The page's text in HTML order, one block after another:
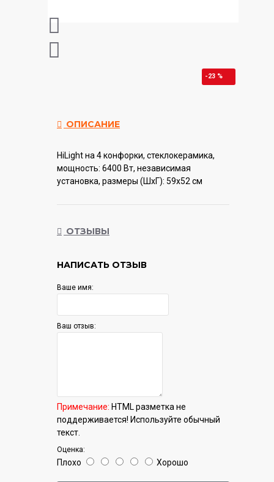
-23 %
ОПИСАНИЕ
HiLight на 4 конфорки, cтеклокерамика,
мощность: 6400 Вт, независимая
установка, размеры (ШхГ): 59x52 см
ОТЗЫВЫ
НАПИСАТЬ ОТЗЫВ
Ваше имя:
Ваш отзыв:
Примечание: HTML разметка не
поддерживается! Используйте обычный
текст.
Оценка:
Плохо Хорошо